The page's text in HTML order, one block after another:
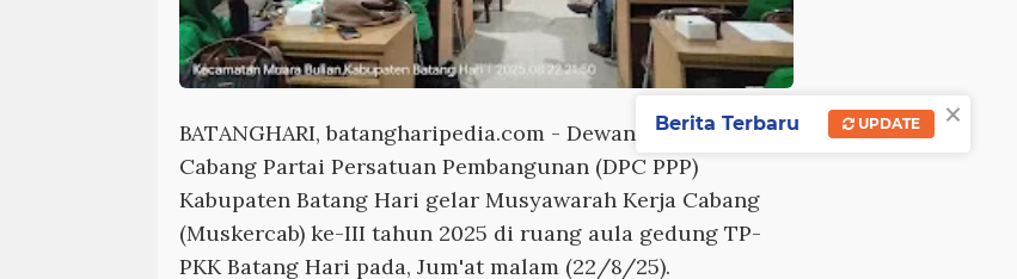
BATANGHARI, batangharipedia.com - Dewan Pimpinan
Cabang Partai Persatuan Pembangunan (DPC PPP)
Kabupaten Batang Hari gelar Musyawarah Kerja Cabang
(Muskercab) ke-III tahun 2025 di ruang aula gedung TP-
PKK Batang Hari pada, Jum'at malam (22/8/25).
×
Berita Terbaru UPDATE